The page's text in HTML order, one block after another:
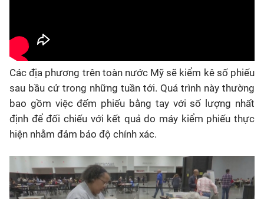
Các địa phương trên toàn nước Mỹ sẽ kiểm kê số phiếu
sau bầu cử trong những tuần tới. Quá trình này thường
bao gồm việc đếm phiếu bằng tay với số lượng nhất
định để đối chiếu với kết quả do máy kiểm phiếu thực
hiện nhằm đảm bảo độ chính xác.